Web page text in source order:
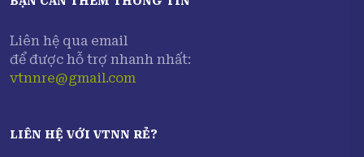
Liên hệ qua email
để được hỗ trợ nhanh nhất:
vtnnre@gmail.com
LIÊN HỆ VỚI VTNN RẺ?